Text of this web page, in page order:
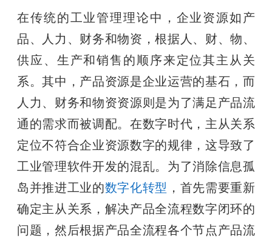
在传统的工业管理理论中，企业资源如产
品、人力、财务和物资，根据人、财、物、
供应、生产和销售的顺序来定位其主从关
系。其中，产品资源是企业运营的基石，而
人力、财务和物资资源则是为了满足产品流
通的需求而被调配。在数字时代，主从关系
定位不符合企业资源数字的规律，这导致了
工业管理软件开发的混乱。为了消除信息孤
岛并推进工业的数字化转型 ，首先需要重新
确定主从关系，解决产品全流程数字闭环的
问题，然后根据产品全流程各个节点产品流